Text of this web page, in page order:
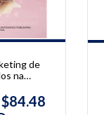
de
na
$84.48